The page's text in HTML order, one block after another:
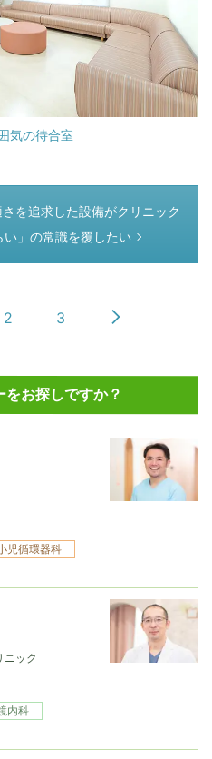
気の待合室
を追求した設備がクリニック
」の常識を覆したい
2 3
をお探しですか？
児循環器科
ニック
内科